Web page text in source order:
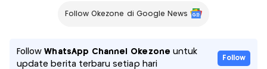
Follow Okezone di Google News
FollowWhatsApp Channel Okezone untuk
update berita terbaru setiap hari
Follow